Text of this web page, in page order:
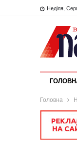
Неділя,
Головна